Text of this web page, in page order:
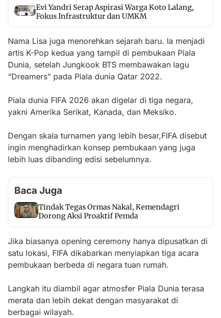
Evi Yandri Serap Aspirasi Warga Koto Lalang,
Fokus Infrastruktur dan UMKM
Nama Lisa juga menorehkan sejarah baru. Ia menjadi
artis K-Pop kedua yang tampil di pembukaan Piala
Dunia, setelah Jungkook BTS membawakan lagu
“Dreamers” pada Piala dunia Qatar 2022.
Piala dunia FIFA 2026 akan digelar di tiga negara,
yakni Amerika Serikat, Kanada, dan Meksiko.
Dengan skala turnamen yang lebih besar,FIFA disebut
ingin menghadirkan konsep pembukaan yang juga
lebih luas dibanding edisi sebelumnya.
Baca Juga
Tindak Tegas Ormas Nakal, Kemendagri
Dorong Aksi Proaktif Pemda
Jika biasanya opening ceremony hanya dipusatkan di
satu lokasi, FIFA dikabarkan menyiapkan tiga acara
pembukaan berbeda di negara tuan rumah.
Langkah itu diambil agar atmosfer Piala Dunia terasa
merata dan lebih dekat dengan masyarakat di
berbagai wilayah.